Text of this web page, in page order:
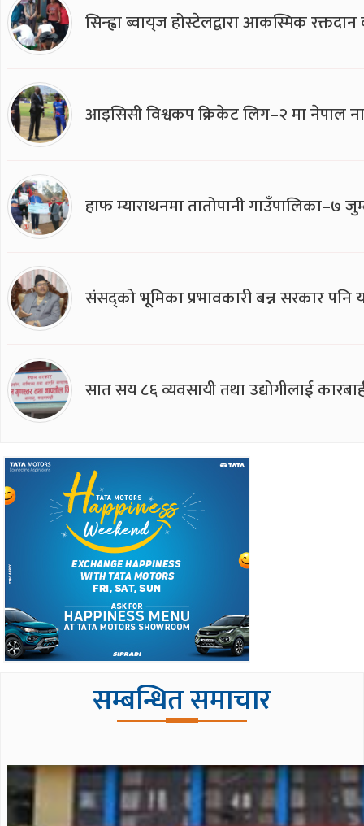
सिन्ह्वा ब्वाय्‌ज होस्टेलद्वारा आकस्मिक
आइसिसी विश्वकप क्रिकेट लिग–२ मा नेपाल
हाफ म्याराथनमा तातोपानी गाउँपालिका–७
संसद्को भूमिका प्रभावकारी बन्न सरकार पनि
सात सय ८६ व्यवसायी तथा उद्योगीलाई
सम्बन्धित समाचार